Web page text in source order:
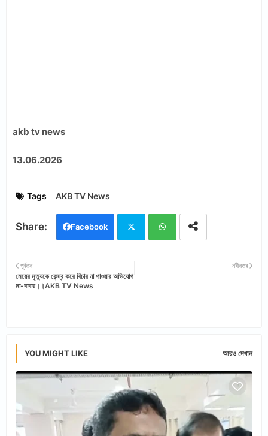
akb tv news
13.06.2026
Tags AKB TV News
Facebook
tter
নবীনতর
পূর্বতন
মেয়ের মৃত্যুকে কেন্দ্র করে বিচার না পাওয়ার অভিযোগ
মা-বাবার।।AKB TV News
YOU MIGHT LIKE আরও দেখান